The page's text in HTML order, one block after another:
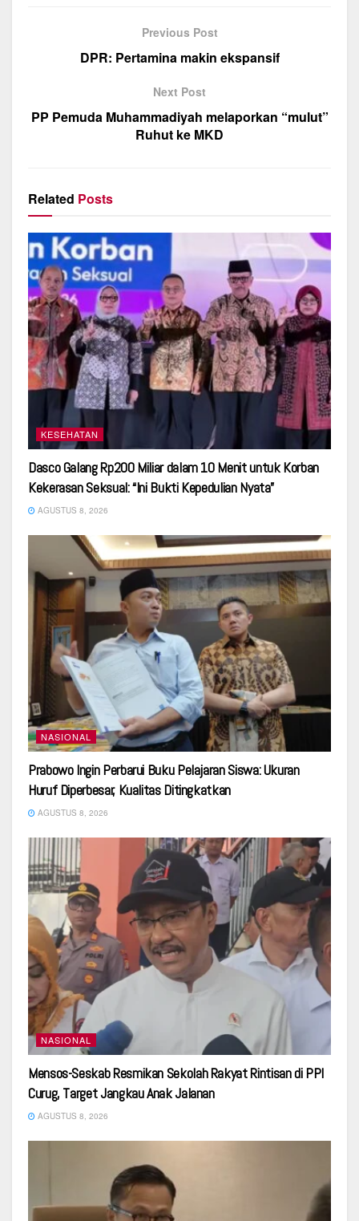
o
k
A
p
gr
a
m
Previous Post
DPR: Pertamina makin ekspansif
Next Post
PP Pemuda Muhammadiyah melaporkan “mulut”
Ruhut ke MKD
Related Posts
KESEHATAN
Dasco Galang Rp200 Miliar dalam 10 Menit untuk Korban
Kekerasan Seksual: “Ini Bukti Kepedulian Nyata”
AGUSTUS 8, 2026
NASIONAL
Prabowo Ingin Perbarui Buku Pelajaran Siswa: Ukuran
Huruf Diperbesar, Kualitas Ditingkatkan
AGUSTUS 8, 2026
NASIONAL
Mensos-Seskab Resmikan Sekolah Rakyat Rintisan di PPI
Curug, Target Jangkau Anak Jalanan
AGUSTUS 8, 2026